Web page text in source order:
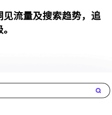
流量及搜索趋势，追